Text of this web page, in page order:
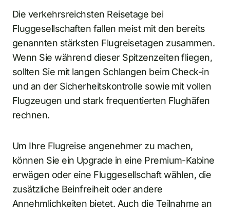
Die verkehrsreichsten Reisetage bei
Fluggesellschaften fallen meist mit den bereits
genannten stärksten Flugreisetagen zusammen.
Wenn Sie während dieser Spitzenzeiten fliegen,
sollten Sie mit langen Schlangen beim Check-in
und an der Sicherheitskontrolle sowie mit vollen
Flugzeugen und stark frequentierten Flughäfen
rechnen.
Um Ihre Flugreise angenehmer zu machen,
können Sie ein Upgrade in eine Premium-Kabine
erwägen oder eine Fluggesellschaft wählen, die
zusätzliche Beinfreiheit oder andere
Annehmlichkeiten bietet. Auch die Teilnahme an